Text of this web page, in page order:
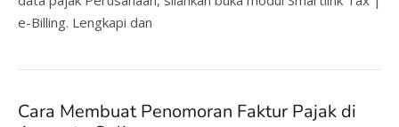
e-Billing. Lengkapi dan
Cara Membuat Penomoran Faktur Pajak di